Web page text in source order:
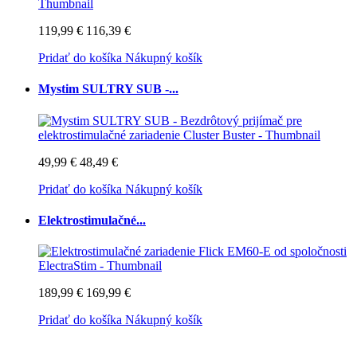
119,99 € 116,39 €
Pridať do košíka Nákupný košík
Mystim SULTRY SUB -...
49,99 € 48,49 €
Pridať do košíka Nákupný košík
Elektrostimulačné...
189,99 € 169,99 €
Pridať do košíka Nákupný košík